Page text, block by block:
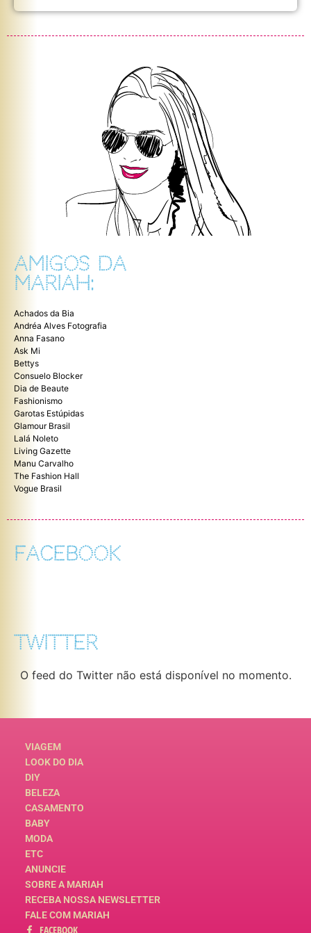
AMIGOS DA
MARIAH:
Achados da Bia
Andréa Alves Fotografia
Anna Fasano
Ask Mi
Bettys
Consuelo Blocker
Dia de Beaute
Fashionismo
Garotas Estúpidas
Glamour Brasil
Lalá Noleto
Living Gazette
Manu Carvalho
The Fashion Hall
Vogue Brasil
FACEBOOK
TWITTER
O feed do Twitter não está disponível no momento.
VIAGEM
LOOK DO DIA
DIY
BELEZA
CASAMENTO
BABY
MODA
ETC
ANUNCIE
SOBRE A MARIAH
RECEBA NOSSA NEWSLETTER
FALE COM MARIAH
FACEBOOK